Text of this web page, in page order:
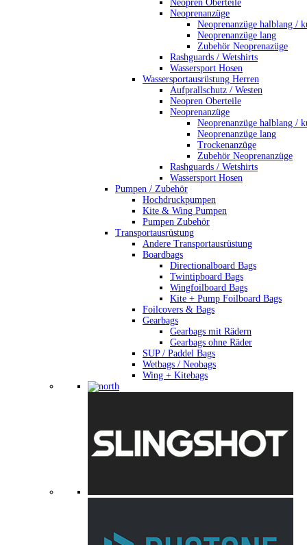
Neopren Oberteile
Neoprenanzüge
Neoprenanzüge halblang /
Neoprenanzüge lang
Zubehör Neoprenazüge
Rashguards / Wetshirts
Wassersport Hosen
Wassersportausrüstung Herren
Aufprallschutz / Westen
Neopren Oberteile
Neoprenanzüge
Neoprenanzüge halblang /
Neoprenanzüge lang
Trockenanzüge
Zubehör Neoprenanzüge
Rashguards / Wetshirts
Wassersport Hosen
Pumpen / Zubehör
Hochdruckpumpen
Kite & Wing Pumpen
Pumpen Zubehör
Transportausrüstung
Andere Transportausrüstung
Boardbags
Directionalboard Bags
Twintipboard Bags
Wingfoilboard Bags
Kite + Pump Foilboard Bags
Foilcovers & Bags
Gearbags
Gearbags mit Rädern
Gearbags ohne Räder
SUP / Paddel Bags
Wetbags / Neobags
Wing + Kitebags